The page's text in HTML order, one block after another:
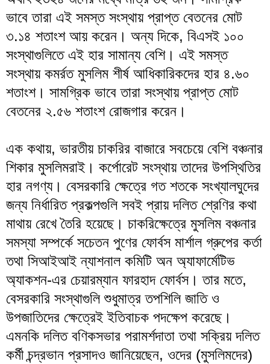
ভাবে তারা এই সমস্ত সংস্থায় প্রাপ্ত বেতনের মোট
৩.১৪ শতাংশ আয় করেন। অন্য দিকে, বিএসই ১০০
সংস্থাগুলিতে এই হার সামান্য বেশি। এই সমস্ত
সংস্থায় কমর্রত মুসলিম শীর্ষ আধিকারিকদের হার ৪.৬০
শতাংশ। সামগ্রিক ভাবে তারা সংস্থায় প্রাপ্ত মোট
বেতনের ২.৫৬ শতাংশ রোজগার করেন।
এক কথায়, ভারতীয় চাকরির বাজারে সবচেয়ে বেশি বঞ্চনার
শিকার মুসলিমরাই। কর্পোরেট সংস্থায় তাদের উপস্থিতির
হার নগণ্য। বেসরকারি ক্ষেত্রে গত শতকে সংখ্যালঘুদের
জন্য নির্ধারিত প্রকল্পগুলি সবই প্রায় দলিত শ্রেণির কথা
মাথায় রেখে তৈরি হয়েছে। চাকরিক্ষেত্রে মুসলিম বঞ্চনার
সমস্যা সম্পর্কে সচেতন পুণের ফোর্বস মার্শাল গ্রুপের কর্তা
তথা সিআইআই ন্যাশনাল কমিটি অন অ্যাফার্মেটিভ
অ্যাকশন-এর চেয়ারম্যান ফারহাদ ফোর্বস। তার মতে,
বেসরকারি সংস্থাগুলি শুধুমাত্র তপশিলি জাতি ও
উপজাতিদের ক্ষেত্রেই ইতিবাচক পদক্ষেপ করেছে।
এমনকি দলিত বণিকসভার পরামর্শদাতা তথা সক্রিয় দলিত
কর্মী চন্দ্রভান প্রসাদও জানিয়েছেন, ওদের (মুসলিমদের)